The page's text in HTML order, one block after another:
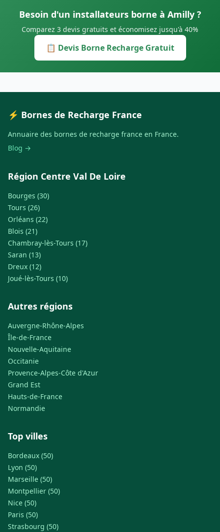
Besoin d'un installateurs borne à Amilly ?
Comparez 3 devis gratuits et économisez jusqu'à 40%
📋 Devis Borne Recharge Gratuit
⚡ Bornes de Recharge France
Annuaire des bornes de recharge france en France.
Blog →
Région Centre Val De Loire
Bourges (30)
Tours (26)
Orléans (22)
Blois (21)
Chambray-lès-Tours (17)
Saran (13)
Dreux (12)
Joué-lès-Tours (10)
Autres régions
Auvergne-Rhône-Alpes
Île-de-France
Nouvelle-Aquitaine
Occitanie
Provence-Alpes-Côte d'Azur
Grand Est
Hauts-de-France
Normandie
Top villes
Bordeaux (50)
Lyon (50)
Marseille (50)
Montpellier (50)
Nice (50)
Paris (50)
Strasbourg (50)